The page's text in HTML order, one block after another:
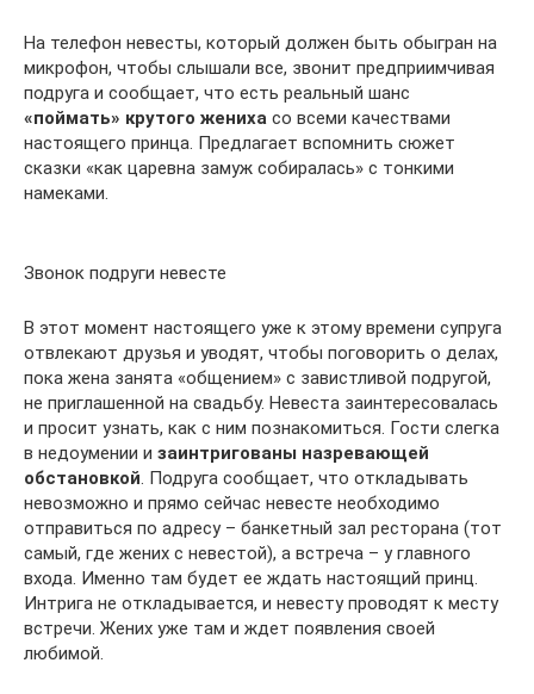
На телефон невесты, который должен быть обыгран на
микрофон, чтобы слышали все, звонит предприимчивая
подруга и сообщает, что есть реальный шанс
«поймать» крутого жениха со всеми качествами
настоящего принца. Предлагает вспомнить сюжет
сказки «как царевна замуж собиралась» с тонкими
намеками.
Звонок подруги невесте
В этот момент настоящего уже к этому времени супруга
отвлекают друзья и уводят, чтобы поговорить о делах,
пока жена занята «общением» с завистливой подругой,
не приглашенной на свадьбу. Невеста заинтересовалась
и просит узнать, как с ним познакомиться. Гости слегка
в недоумении и заинтригованы назревающей
обстановкой . Подруга сообщает, что откладывать
невозможно и прямо сейчас невесте необходимо
отправиться по адресу – банкетный зал ресторана (тот
самый, где жених с невестой), а встреча – у главного
входа. Именно там будет ее ждать настоящий принц.
Интрига не откладывается, и невесту проводят к месту
встречи. Жених уже там и ждет появления своей
любимой.